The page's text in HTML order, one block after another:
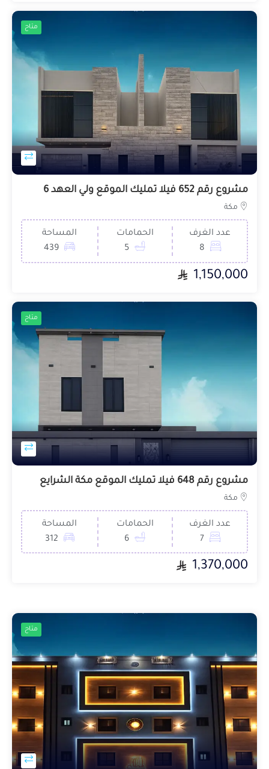
متاح
مشروع رقم 652 فيلا تمليك الموقع ولي العهد 6
مكة
عدد الغرف
8
الحمامات
5
المساحة
439
1,150,000
متاح
مشروع رقم 648 فيلا تمليك الموقع مكة الشرايع
مكة
عدد الغرف
7
الحمامات
6
المساحة
312
1,370,000
متاح